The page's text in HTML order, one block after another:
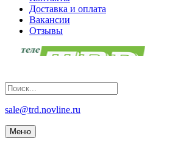
Доставка и оплата
Вакансии
Отзывы
sale@trd.novline.ru
Меню